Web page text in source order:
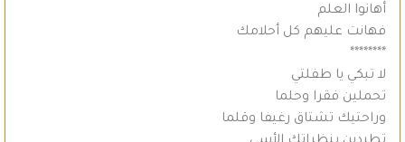
أهانوا العلم
فهانت عليهم كل أحلامك
********
لا تبكي يا طفلتي
تحملين فقرا وحلما
وراحتيك تشتاق رغيفا وقلما